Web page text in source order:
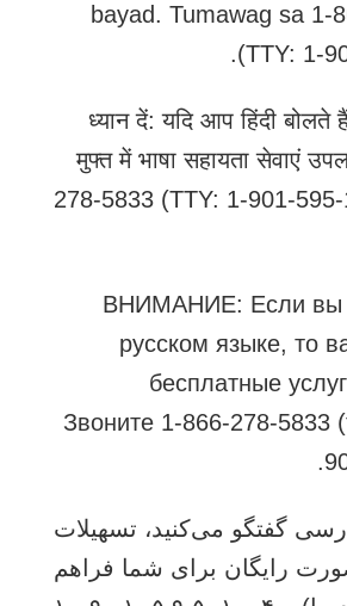
bayad. Tumawag sa 1-
(TTY: 1-
ध्यान दें: यदि आप हिंदी
मुफ्त में भाषा सहायता सेवाएं
278-5833 (TTY: 1-901-
ВНИМАНИЕ: Если вы
русском языке, то
бесплатные
Звоните 1-866-278-5833
گفتگو می‌کنید، تسهیلات
رایگان برای شما فراهم